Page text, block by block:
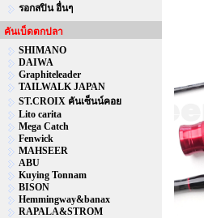
รอกสปิน อื่นๆ
คันเบ็ดตกปลา
SHIMANO
DAIWA
Graphiteleader
TAILWALK JAPAN
ST.CROIX คันเซ็นน์คอย
Lito carita
Mega Catch
Fenwick
MAHSEER
ABU
Kuying Tonnam
BISON
Hemmingway&banax
RAPALA&STROM